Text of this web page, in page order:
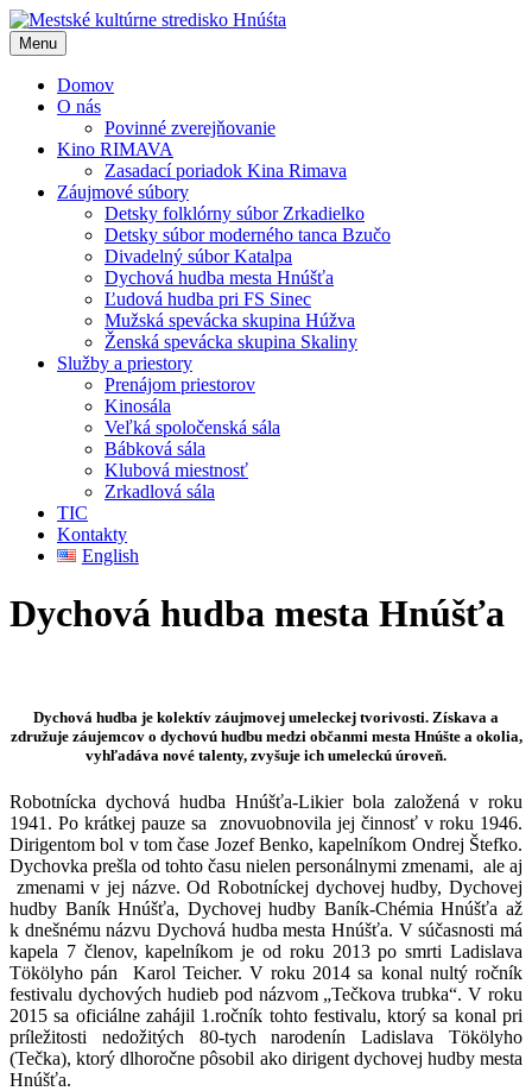
Menu
Domov
O nás
Povinné zverejňovanie
Kino RIMAVA
Zasadací poriadok Kina Rimava
Záujmové súbory
Detsky folklórny súbor Zrkadielko
Detsky súbor moderného tanca Bzučo
Divadelný súbor Katalpa
Dychová hudba mesta Hnúšťa
Ľudová hudba pri FS Sinec
Mužská spevácka skupina Húžva
Ženská spevácka skupina Skaliny
Služby a priestory
Prenájom priestorov
Kinosála
Veľká spoločenská sála
Bábková sála
Klubová miestnosť
Zrkadlová sála
TIC
Kontakty
English
Dychová hudba mesta Hnúšťa
Dychová hudba je kolektív záujmovej umeleckej tvorivosti. Získava a
združuje záujemcov o dychovú hudbu medzi občanmi mesta Hnúšte a okolia,
vyhľadáva nové talenty, zvyšuje ich umeleckú úroveň.
Robotnícka dychová hudba Hnúšťa-Likier bola založená v roku
1941. Po krátkej pauze sa znovuobnovila jej činnosť v roku 1946.
Dirigentom bol v tom čase Jozef Benko, kapelníkom Ondrej Štefko.
Dychovka prešla od tohto času nielen personálnymi zmenami, ale aj
zmenami v jej názve. Od Robotníckej dychovej hudby, Dychovej
hudby Baník Hnúšťa, Dychovej hudby Baník-Chémia Hnúšťa až
k dnešnému názvu Dychová hudba mesta Hnúšťa. V súčasnosti má
kapela 7 členov, kapelníkom je od roku 2013 po smrti Ladislava
Tökölyho pán Karol Teicher. V roku 2014 sa konal nultý ročník
festivalu dychových hudieb pod názvom „Tečkova trubka“. V roku
2015 sa oficiálne zahájil 1.ročník tohto festivalu, ktorý sa konal pri
príležitosti nedožitých 80-tych narodenín Ladislava Tökölyho
(Tečka), ktorý dlhoročne pôsobil ako dirigent dychovej hudby mesta
Hnúšťa.